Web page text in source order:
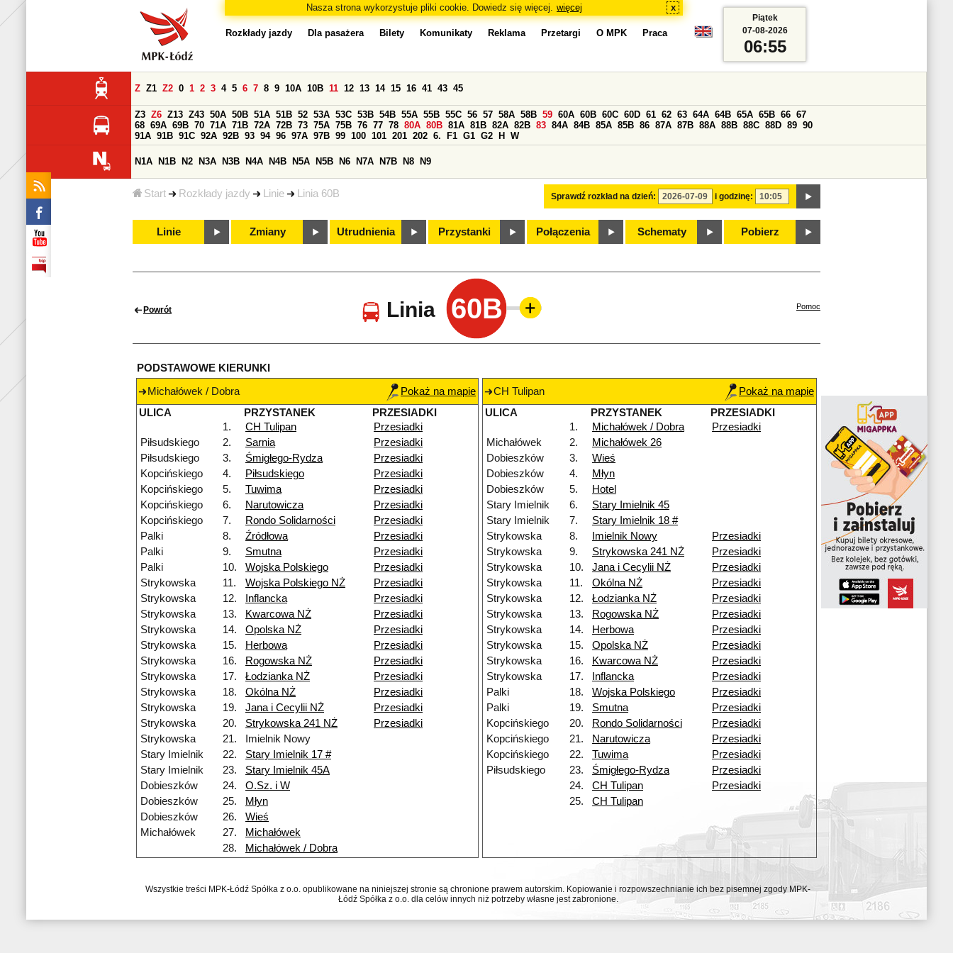
Nasza strona wykorzystuje pliki cookie. Dowiedz się więcej. więcej x
Start Rozkłady jazdy Linie Linia 60B
Rozkłady jazdy Dla pasażera Bilety Komunikaty Reklama Przetargi O MPK Praca
Sprawdź rozkład na dzień: i godzinę:
Z Z1 Z2 0 1 2 3 4 5 6 7 8 9 10A 10B 11 12 13 14 15 16 41 43 45
Z3 Z6 Z13 Z43 50A 50B 51A 51B 52 53A 53C 53B 54B 55A 55B 55C 56 57 58A 58B 59 60A 60B 60C 60D 61 62 63 64A 64B 65A 65B 66 67
68 69A 69B 70 71A 71B 72A 72B 73 75A 75B 76 77 78 80A 80B 81A 81B 82A 82B 83 84A 84B 85A 85B 86 87A 87B 88A 88B 88C 88D 89 90
91A 91B 91C 92A 92B 93 94 96 97A 97B 99 100 101 201 202 6. F1 G1 G2 H W
N1A N1B N2 N3A N3B N4A N4B N5A N5B N6 N7A N7B N8 N9
Linie Zmiany Utrudnienia Przystanki Połączenia Schematy Pobierz
Piątek
07-08-2026
06:55
Powrót Linia 60B Pomoc
PODSTAWOWE KIERUNKI
Michałówek / Dobra
Pokaż na mapie
ULICA
PRZYSTANEK
PRZESIADKI
1.
CH Tulipan
Przesiadki
Piłsudskiego
2. Sarnia
Przesiadki
Piłsudskiego
3. Śmigłego-Rydza
Przesiadki
Kopcińskiego
4. Piłsudskiego
Przesiadki
Kopcińskiego
5. Tuwima
Przesiadki
Kopcińskiego
6. Narutowicza
Przesiadki
Kopcińskiego
7. Rondo Solidarności
Przesiadki
Palki
8. Źródłowa
Przesiadki
Palki
9. Smutna
Przesiadki
Palki
10. Wojska Polskiego
Przesiadki
Strykowska
11. Wojska Polskiego NŻ
Przesiadki
Strykowska
12. Inflancka
Przesiadki
Strykowska
13. Kwarcowa NŻ
Przesiadki
Strykowska
14. Opolska NŻ
Przesiadki
Strykowska
15. Herbowa
Przesiadki
Strykowska
16. Rogowska NŻ
Przesiadki
Strykowska
17. Łodzianka NŻ
Przesiadki
Strykowska
18. Okólna NŻ
Przesiadki
Strykowska
19. Jana i Cecylii NŻ
Przesiadki
Strykowska
20. Strykowska 241 NŻ
Przesiadki
Strykowska
21.
Imielnik Nowy
Stary Imielnik
22.
Stary Imielnik 17 #
Stary Imielnik
23.
Stary Imielnik 45A
Dobieszków
24.
O.Sz. i W
Dobieszków
25.
Młyn
Dobieszków
26.
Wieś
Michałówek
27.
Michałówek
28.
Michałówek / Dobra
CH Tulipan
Pokaż na mapie
ULICA
PRZYSTANEK
PRZESIADKI
1.
Michałówek / Dobra
Przesiadki
Michałówek
2.
Michałówek 26
Dobieszków
3.
Wieś
Dobieszków
4.
Młyn
Dobieszków
5.
Hotel
Stary Imielnik
6.
Stary Imielnik 45
Stary Imielnik
7.
Stary Imielnik 18 #
Strykowska
8. Imielnik Nowy
Przesiadki
Strykowska
9. Strykowska 241 NŻ
Przesiadki
Strykowska
10. Jana i Cecylii NŻ
Przesiadki
Strykowska
11. Okólna NŻ
Przesiadki
Strykowska
12. Łodzianka NŻ
Przesiadki
Strykowska
13. Rogowska NŻ
Przesiadki
Strykowska
14. Herbowa
Przesiadki
Strykowska
15. Opolska NŻ
Przesiadki
Strykowska
16. Kwarcowa NŻ
Przesiadki
Strykowska
17. Inflancka
Przesiadki
Palki
18. Wojska Polskiego
Przesiadki
Palki
19. Smutna
Przesiadki
Kopcińskiego
20. Rondo Solidarności
Przesiadki
Kopcińskiego
21. Narutowicza
Przesiadki
Kopcińskiego
22. Tuwima
Przesiadki
Piłsudskiego
23. Śmigłego-Rydza
Przesiadki
24.
CH Tulipan
Przesiadki
25.
CH Tulipan
Wszystkie treści MPK-Łódź Spółka z o.o. opublikowane na niniejszej stronie są chronione prawem autorskim. Kopiowanie i rozpowszechnianie ich bez pisemnej zgody MPK-
Łódź Spółka z o.o. dla celów innych niż potrzeby własne jest zabronione.